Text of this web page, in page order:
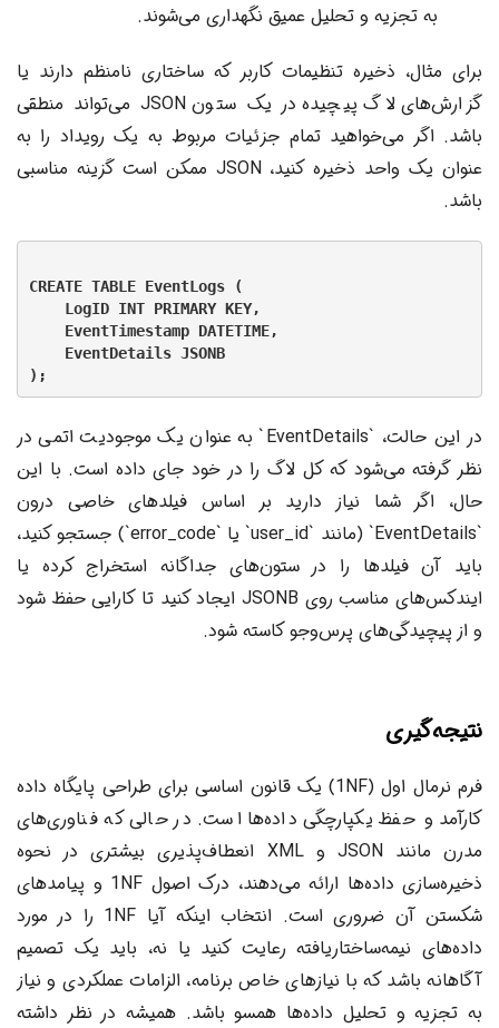
به تجزیه و تحلیل عمیق نگهداری می‌شوند.
برای مثال، ذخیره تنظیمات کاربر که ساختاری نامنظم دارند یا
گزارش‌های لاگ پیچیده در یک ستون JSON می‌تواند منطقی
باشد. اگر می‌خواهید تمام جزئیات مربوط به یک رویداد را به
عنوان یک واحد ذخیره کنید، JSON ممکن است گزینه مناسبی
باشد.
CREATE TABLE EventLogs (
    LogID INT PRIMARY KEY,
    EventTimestamp DATETIME,
    EventDetails JSONB
در این حالت، `EventDetails` به عنوان یک موجودیت اتمی در
نظر گرفته می‌شود که کل لاگ را در خود جای داده است. با این
حال، اگر شما نیاز دارید بر اساس فیلدهای خاصی درون
`EventDetails` (مانند `user_id` یا `error_code`) جستجو کنید،
باید آن فیلدها را در ستون‌های جداگانه استخراج کرده یا
ایندکس‌های مناسب روی JSONB ایجاد کنید تا کارایی حفظ شود
و از پیچیدگی‌های پرس‌وجو کاسته شود.
نتیجه‌گیری
فرم نرمال اول (1NF) یک قانون اساسی برای طراحی پایگاه داده
کارآمد و حفظ یکپارچگی داده‌ها است. در حالی که فناوری‌های
مدرن مانند JSON و XML انعطاف‌پذیری بیشتری در نحوه
ذخیره‌سازی داده‌ها ارائه می‌دهند، درک اصول 1NF و پیامدهای
شکستن آن ضروری است. انتخاب اینکه آیا 1NF را در مورد
داده‌های نیمه‌ساختاریافته رعایت کنید یا نه، باید یک تصمیم
آگاهانه باشد که با نیازهای خاص برنامه، الزامات عملکردی و نیاز
به تجزیه و تحلیل داده‌ها همسو باشد. همیشه در نظر داشته